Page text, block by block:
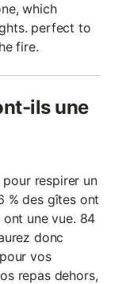
which
perfect to
fire.
ils une
respirer un
% des gîtes ont
une vue. 84
donc
vos
repas dehors,